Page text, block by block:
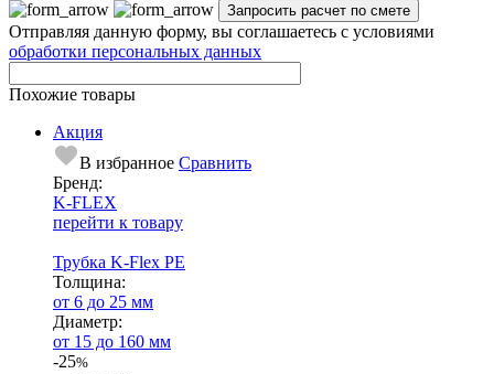
Отправляя данную форму, вы соглашаетесь с условиями
обработки персональных данных
Похожие товары
Акция
В избранное Сравнить
Бренд:
K-FLEX
перейти к товару
Трубка K-Flex PE
Тол­щи­на:
от 6 до 25 мм
Диаметр:
от 15 до 160 мм
-25%